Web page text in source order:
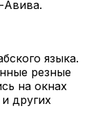
Авива.
языка.
резные
на окнах
других